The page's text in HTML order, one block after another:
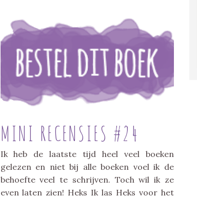
MINI RECENSIES #24
Ik heb de laatste tijd heel veel boeken
gelezen en niet bij alle boeken voel ik de
behoefte veel te schrijven. Toch wil ik ze
even laten zien! Heks Ik las Heks voor het